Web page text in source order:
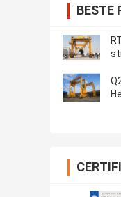
BESTE